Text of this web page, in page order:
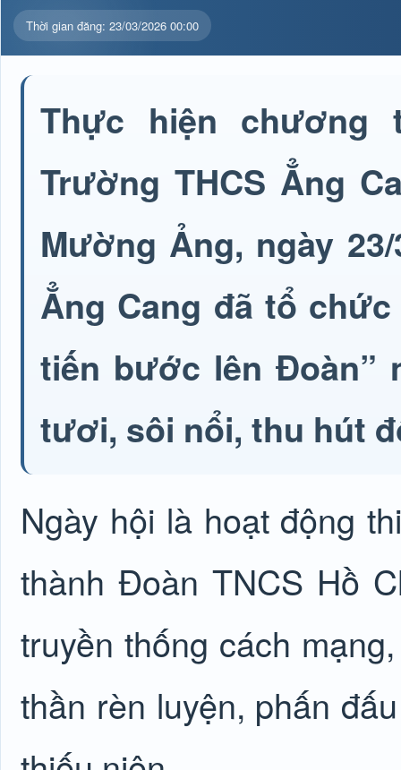
Thời gian đăng: 23/03/2026 00:00
Thực hiện chương
Trường THCS Ẳng
Mường Ảng, ngày
Ẳng Cang đã tổ
tiến bước lên Đoàn”
tươi, sôi nổi, thu hút
Ngày hội là hoạt động
thành Đoàn TNCS Hồ
truyền thống cách
thần rèn luyện, phấn